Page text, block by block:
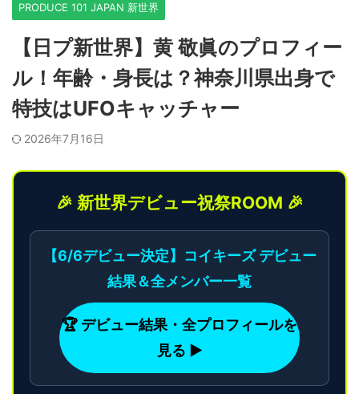
PRODUCE 101 JAPAN 新世界
【日プ新世界】黄 敬眞のプロフィー
ル！年齢・身長は？神奈川県出身で
特技はUFOキャッチャー
2026年7月16日
🎉 新世界デビュー祝祭ROOM 🎉
【6/6デビュー決定】コイキーズ デビュー
結果＆全メンバー一覧
🏆 デビュー結果・全プロフィールを
見る ▶